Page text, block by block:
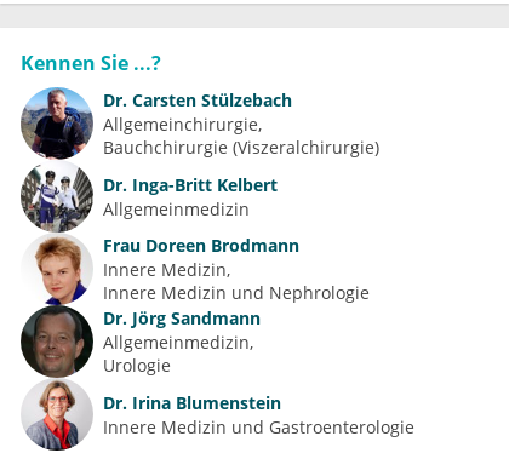
Kennen Sie ...?
Dr. Carsten Stülzebach
Allgemeinchirurgie
Bauchchirurgie (Viszeralchirurgie)
Dr. Inga-Britt Kelbert
Allgemeinmedizin
Frau Doreen Brodmann
Innere Medizin
Innere Medizin und Nephrologie
Dr. Jörg Sandmann
Allgemeinmedizin
Urologie
Dr. Irina Blumenstein
Innere Medizin und Gastroenterologie